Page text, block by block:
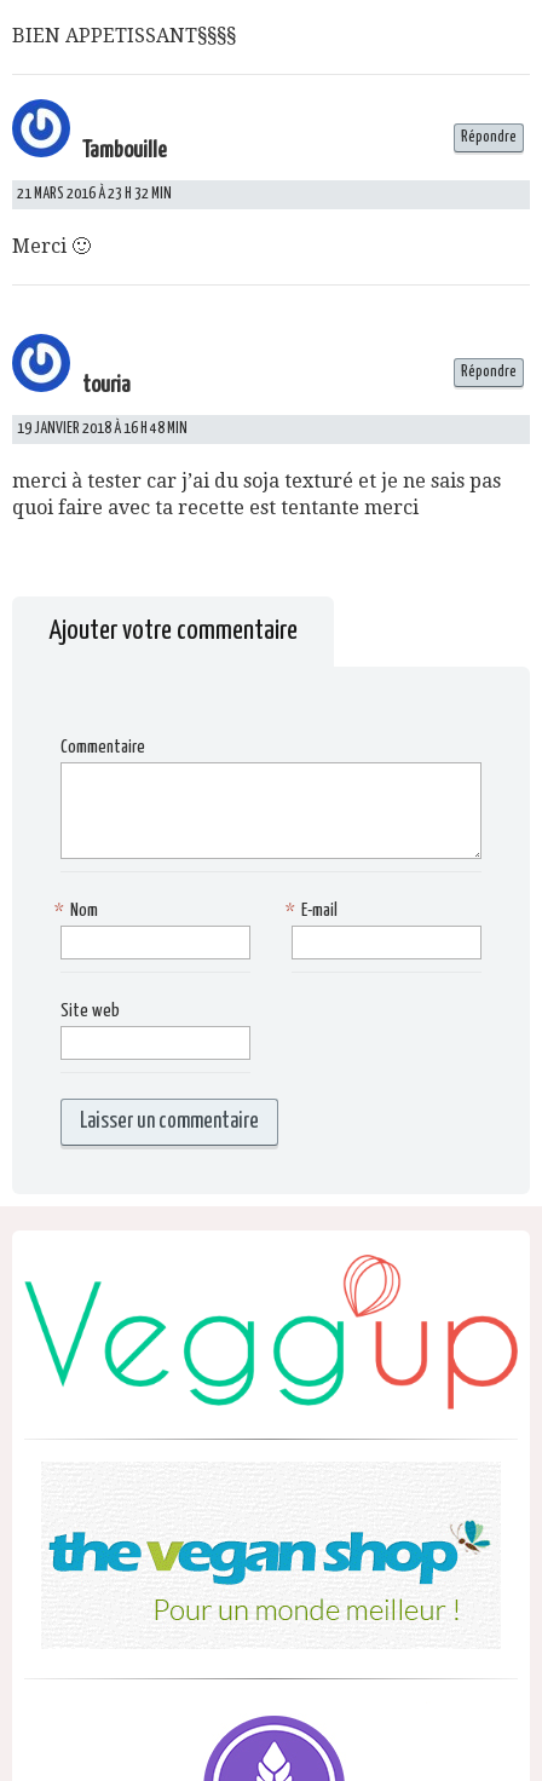
BIEN APPETISSANT§§§§
Tambouille
21 MARS 2016 À 23 H 32 MIN
Merci 🙂
Répondre
touria
19 JANVIER 2018 À 16 H 48 MIN
merci à tester car j’ai du soja texturé et je ne sais pas
quoi faire avec ta recette est tentante merci
Répondre
Ajouter votre commentaire
Commentaire
Nom
* E-mail
*
Site web